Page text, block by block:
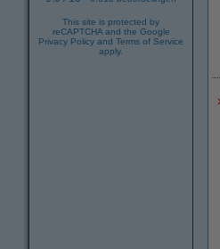
This site is protected by
reCAPTCHA and the Google
Privacy Policy and Terms of Service
apply.